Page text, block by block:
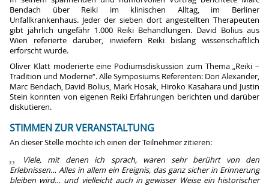
Bendach über Reiki im klinischen Alltag, im Berliner
Unfallkrankenhaus. Jeder der sieben dort angestellten Therapeuten
gibt jährlich ungefähr 1.000 Reiki Behandlungen. David Bolius aus
Wien referierte darüber, inwiefern Reiki bislang wissenschaftlich
erforscht wurde.
Oliver Klatt moderierte eine Podiumsdiskussion zum Thema „Reiki –
Tradition und Moderne“. Alle Symposiums Referenten: Don Alexander,
Marc Bendach, David Bolius, Mark Hosak, Hiroko Kasahara und Justin
Stein konnten von eigenen Reiki Erfahrungen berichten und darüber
diskutieren.
STIMMEN ZUR VERANSTALTUNG
An dieser Stelle möchte ich einen der Teilnehmer zitieren:
Viele, mit denen ich sprach, waren sehr berührt von den
Erlebnissen… Alles in allem ein Ereignis, das ganz sicher in Erinnerung
bleiben wird… und vielleicht auch in gewisser Weise ein historischer